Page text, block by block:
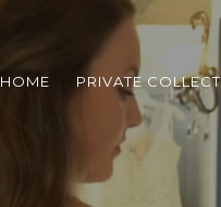
HOME PRIVATE